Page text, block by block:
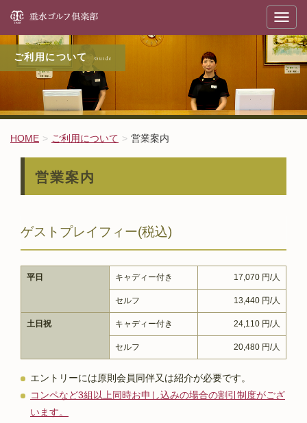
T
g
g
l
e
n
g
a
n
垂
ご利用について
HOME ご利用について 営業案内
営業案内
ゲストプレイフィー(税込)
平日 キャディー付き 17,070 円/人
セルフ 13,440 円/人
土日祝 キャディー付き 24,110 円/人
セルフ 20,480 円/人
エントリーには原則会員同伴又は紹介が必要です。
コンペなど3組以上同時お申し込みの場合の割引制度がござ
います。